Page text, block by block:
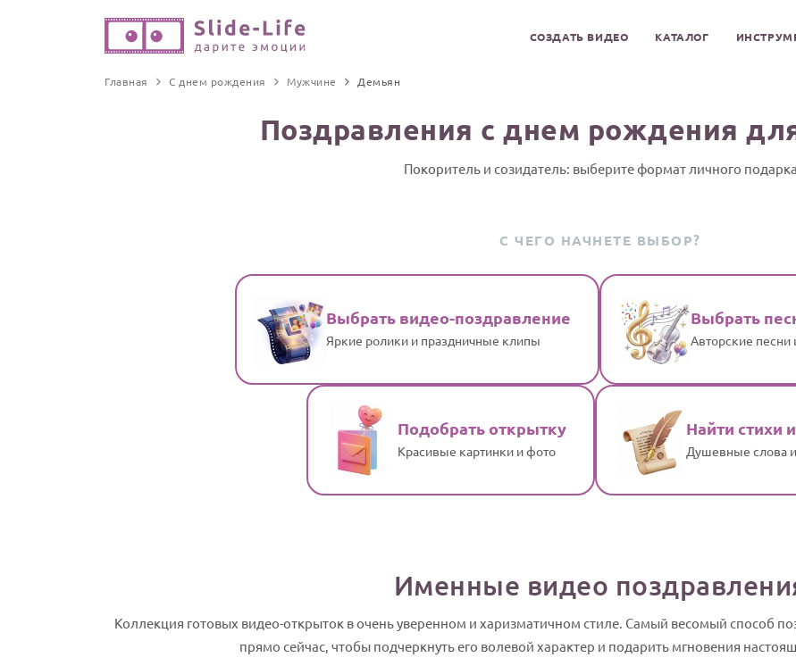
СОЗДАТЬ ВИДЕО КАТАЛОГ
Главная С днем рождения Мужчине Демьян
Поздравления с днем рождения
Покоритель и созидатель: выберите формат личного подарка
С ЧЕГО НАЧНЕТЕ ВЫБОР?
Выбрать видео-поздравление
Яркие ролики и праздничные клипы
Выбрать
Авторские
Подобрать открытку
Красивые картинки и фото
Найти стихи
Душевные слова
Именные видео
Коллекция готовых видео-открыток в очень уверенном и харизматичном стиле. Самый весомый способ
прямо сейчас, чтобы подчеркнуть его волевой характер и подарить мгновения
Посмотреть пример